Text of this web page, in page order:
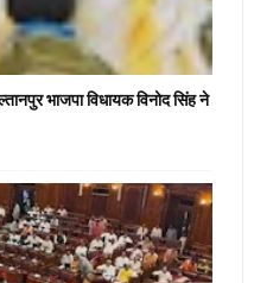
भाजपा विधायक विनोद सिंह ने